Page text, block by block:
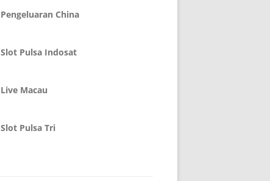
Pengeluaran China
Slot Pulsa Indosat
Live Macau
Slot Pulsa Tri